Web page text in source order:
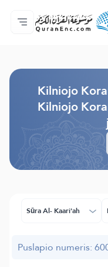
Pagrindinis
Vertimų
Audio
Apie projektą
Susisiekite su
Kalba
Kilniojo
Kilniojo
Sūra Al- Kaariʻah
Puslapio numeris: